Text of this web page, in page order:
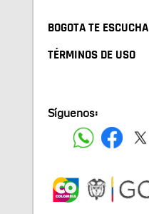
BOGOTA TE ESCUCHA
TÉRMINOS DE USO
Síguenos: